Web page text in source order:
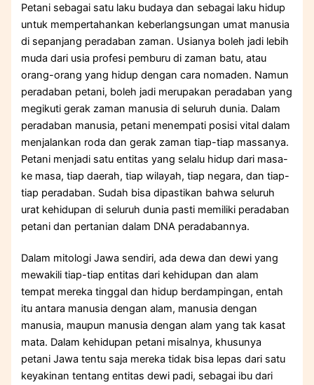
Petani sebagai satu laku budaya dan sebagai laku hidup
untuk mempertahankan keberlangsungan umat manusia
di sepanjang peradaban zaman. Usianya boleh jadi lebih
muda dari usia profesi pemburu di zaman batu, atau
orang-orang yang hidup dengan cara nomaden. Namun
peradaban petani, boleh jadi merupakan peradaban yang
megikuti gerak zaman manusia di seluruh dunia. Dalam
peradaban manusia, petani menempati posisi vital dalam
menjalankan roda dan gerak zaman tiap-tiap massanya.
Petani menjadi satu entitas yang selalu hidup dari masa-
ke masa, tiap daerah, tiap wilayah, tiap negara, dan tiap-
tiap peradaban. Sudah bisa dipastikan bahwa seluruh
urat kehidupan di seluruh dunia pasti memiliki peradaban
petani dan pertanian dalam DNA peradabannya.
Dalam mitologi Jawa sendiri, ada dewa dan dewi yang
mewakili tiap-tiap entitas dari kehidupan dan alam
tempat mereka tinggal dan hidup berdampingan, entah
itu antara manusia dengan alam, manusia dengan
manusia, maupun manusia dengan alam yang tak kasat
mata. Dalam kehidupan petani misalnya, khusunya
petani Jawa tentu saja mereka tidak bisa lepas dari satu
keyakinan tentang entitas dewi padi, sebagai ibu dari